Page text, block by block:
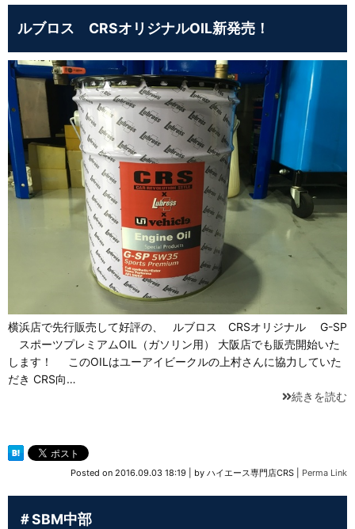
ルブロス CRSオリジナルOIL新発売！
横浜店で先行販売して好評の、 ルブロス CRSオリジナル G-SP
スポーツプレミアムOIL（ガソリン用） 大阪店でも販売開始いた
します！ このOILはユーアイビークルの上村さんに協力していた
だき CRS向…
続きを読む
Posted on 2016.09.03 18:19 by ハイエース専門店CRS Perma Link
＃SBM中部